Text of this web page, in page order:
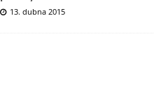
13. dubna 2015